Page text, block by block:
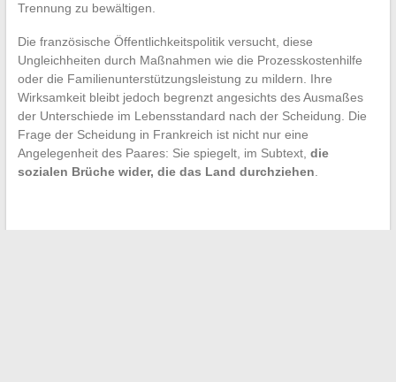
Trennung zu bewältigen.
Die französische Öffentlichkeitspolitik versucht, diese
Ungleichheiten durch Maßnahmen wie die Prozesskostenhilfe
oder die Familienunterstützungsleistung zu mildern. Ihre
Wirksamkeit bleibt jedoch begrenzt angesichts des Ausmaßes
der Unterschiede im Lebensstandard nach der Scheidung. Die
Frage der Scheidung in Frankreich ist nicht nur eine
Angelegenheit des Paares: Sie spiegelt, im Subtext, die
sozialen Brüche wider, die das Land durchziehen.